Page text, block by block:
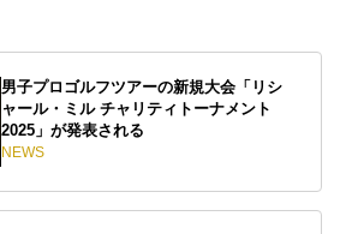
男子プロゴルフツアーの新規大会「リシ
ャール・ミル チャリティトーナメント
2025」が発表される
NEWS